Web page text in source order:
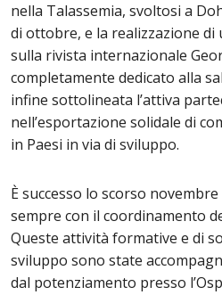
nella Talassemia, svoltosi a
di ottobre, e la realizzazione di
sulla rivista internazionale
completamente dedicato alla
infine sottolineata l’attiva
nell’esportazione solidale di
in Paesi in via di sviluppo.
È successo lo scorso
sempre con il coordinamento
Queste attività formative e di
sviluppo sono state
dal potenziamento presso